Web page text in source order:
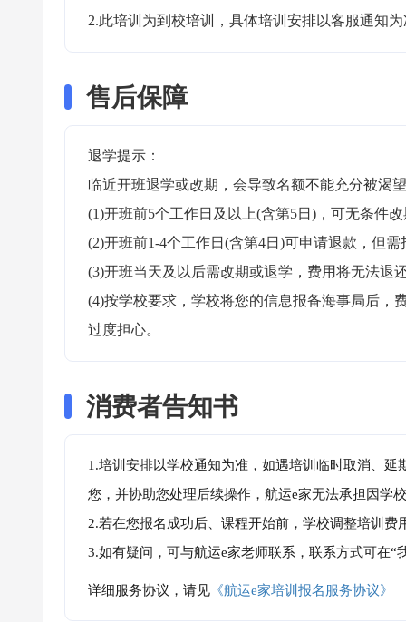
2.此培训为到校培训，具体培训安排以客服通知
售后保障
退学提示：
临近开班退学或改期，会导致名额不能充分被渴
(1)开班前5个工作日及以上(含第5日)，可无条件
(2)开班前1-4个工作日(含第4日)可申请退款，但
(3)开班当天及以后需改期或退学，费用将无法退
(4)按学校要求，学校将您的信息报备海事局后，
过度担心。
消费者告知书
1.培训安排以学校通知为准，如遇培训临时取消、
您，并协助您处理后续操作，航运e家无法承担因学
2.若在您报名成功后、课程开始前，学校调整培训
3.如有疑问，可与航运e家老师联系，联系方式可在
详细服务协议，请见 《航运e家培训报名服务协议》